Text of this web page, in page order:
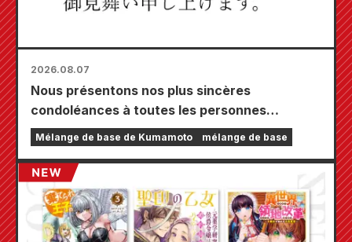
2026.08.07
Nous présentons nos plus sincères
condoléances à toutes les personnes
touchées par le tremblement de terre de
Kumamoto de 2026.
Mélange de base de Kumamoto mélange de base